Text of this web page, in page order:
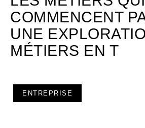
COMMENCENT
UNE
MÉTIERS EN T
ENTREPRISE